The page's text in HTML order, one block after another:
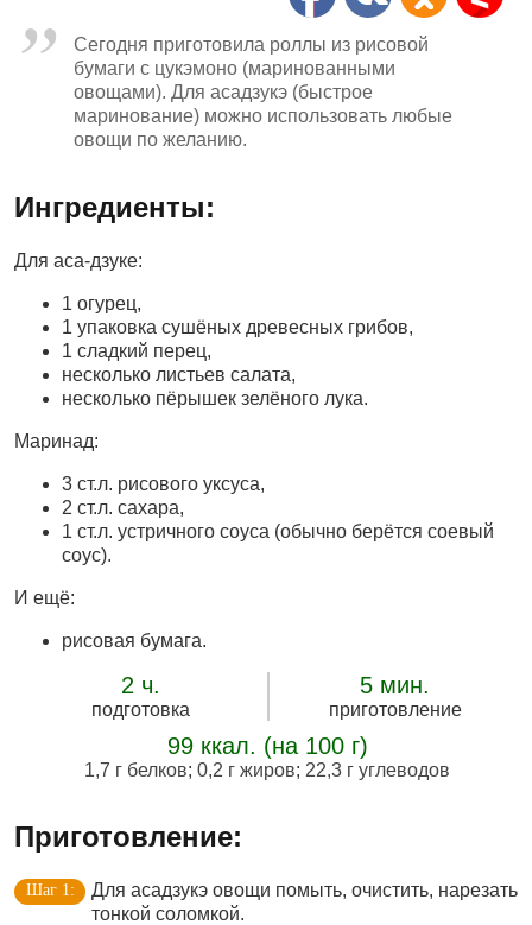
Сегодня приготовила роллы из рисовой
бумаги с цукэмоно (маринованными
овощами). Для асадзукэ (быстрое
маринование) можно использовать любые
овощи по желанию.
Ингредиенты:
Для аса-дзуке:
1 огурец,
1 упаковка сушёных древесных грибов,
1 сладкий перец,
несколько листьев салата,
несколько пёрышек зелёного лука.
Маринад:
3 ст.л. рисового уксуса,
2 ст.л. сахара,
1 ст.л. устричного соуса (обычно берётся соевый
соус).
И ещё:
рисовая бумага.
2 ч.
подготовка
5 мин.
приготовление
99 ккал. (на 100 г)
1,7 г белков; 0,2 г жиров; 22,3 г углеводов
Приготовление:
Для асадзукэ овощи помыть, очистить, нарезать
тонкой соломкой.